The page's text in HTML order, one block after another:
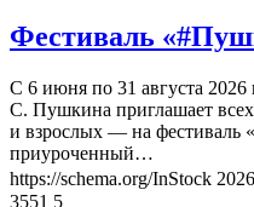
Фестиваль
С 6 июня по 31 августа 2026
С. Пушкина приглашает
и взрослых — на фестиваль
приуроченный…
https://schema.org/InStock
3551 5